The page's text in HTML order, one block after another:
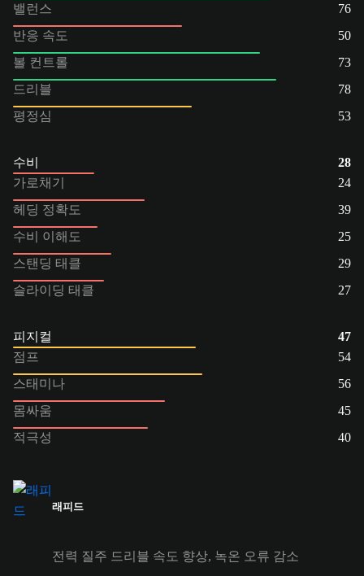
밸런스
76
반응 속도
50
볼 컨트롤
73
드리블
78
평정심
53
수비
28
가로채기
24
헤딩 정확도
39
수비 이해도
25
스탠딩 태클
29
슬라이딩 태클
27
피지컬
47
점프
54
스태미나
56
몸싸움
45
적극성
40
래피드
전력 질주 드리블 속도 향상, 녹온 오류 감소